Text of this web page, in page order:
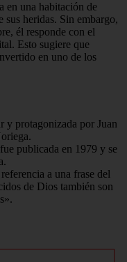
en una habitación de
sus heridas. Sin embargo,
él responde con el
Esto sugiere que
en uno de los
protagonizada por Juan
publicada en 1979 y se
a una frase del
de Dios también son